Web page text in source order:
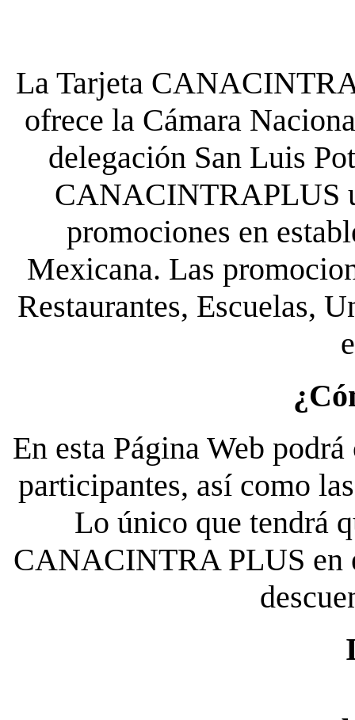
La Tarjeta
ofrece la Cámara
delegación San Luis
CANACINTRAPLUS
promociones en
Mexicana. Las
Restaurantes, Escuelas,
En esta Página Web
participantes, así como
Lo único que tendrá
CANACINTRA PLUS en